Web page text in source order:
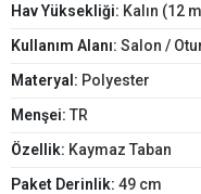
Hav Yüksekliği: Kalın (12
Kullanım Alanı: Salon /
Materyal: Polyester
Menşei: TR
Özellik: Kaymaz Taban
Paket Derinlik: 49 cm